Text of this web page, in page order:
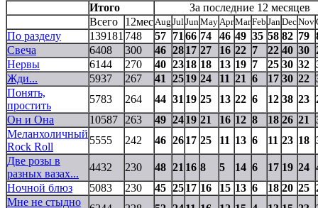
Итого
За последние 12 месяцев
Всего
12мес Aug Jul Jun May AprMarFeb Jan DecNov
По разделу 139181 748 57 71 66 74 46 49 35 58 82 79
Свеча
6408 300 46 2817 27 16 22 7 22 40 30
Нервы
6144 270 40 2318 18 13 19 7 25 30 32
Жди...
5937 267 41 2519 24 11 21 6 17 30 22
Понять,
простить
5783 264 44 31 19 25 13 22 6 12 38 23
Он и Она
10587 263 49 2419 21 16 12 8 18 26 21
Меланхоличный
Rock Roll
5555 242 46 2617 25 11 13 6 11 23 18
Две розы в
разных вазах...
4432 230 48 21 16 8 5 14 6 17 19 24
Ночной блюз
5083 230 45 2517 16 15 13 6 18 20 25
Мне не стыдно